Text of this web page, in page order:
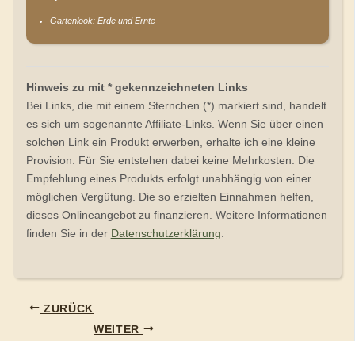
Gartenlook: Erde und Ernte
Hinweis zu mit * gekennzeichneten Links
Bei Links, die mit einem Sternchen (*) markiert sind, handelt
es sich um sogenannte Affiliate-Links. Wenn Sie über einen
solchen Link ein Produkt erwerben, erhalte ich eine kleine
Provision. Für Sie entstehen dabei keine Mehrkosten. Die
Empfehlung eines Produkts erfolgt unabhängig von einer
möglichen Vergütung. Die so erzielten Einnahmen helfen,
dieses Onlineangebot zu finanzieren. Weitere Informationen
finden Sie in der Datenschutzerklärung
ZURÜCK
WEITER